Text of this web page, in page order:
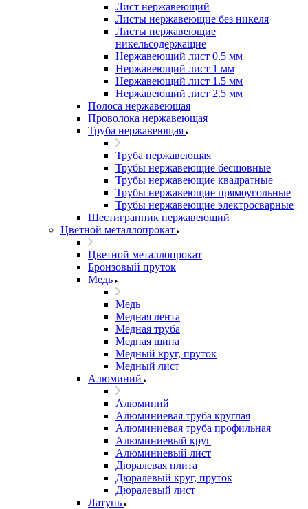
Лист нержавеющий
Листы нержавеющие без никеля
Листы нержавеющие
никельсодержащие
Нержавеющий лист 0.5 мм
Нержавеющий лист 1 мм
Нержавеющий лист 1.5 мм
Нержавеющий лист 2.5 мм
Полоса нержавеющая
Проволока нержавеющая
Труба нержавеющая
Труба нержавеющая
Трубы нержавеющие бесшовные
Трубы нержавеющие квадратные
Трубы нержавеющие прямоугольные
Трубы нержавеющие электросварные
Шестигранник нержавеющий
Цветной металлопрокат
Цветной металлопрокат
Бронзовый пруток
Медь
Медь
Медная лента
Медная труба
Медная шина
Медный круг, пруток
Медный лист
Алюминий
Алюминий
Алюминиевая труба круглая
Алюминиевая труба профильная
Алюминиевый круг
Алюминиевый лист
Дюралевая плита
Дюралевый круг, пруток
Дюралевый лист
Латунь